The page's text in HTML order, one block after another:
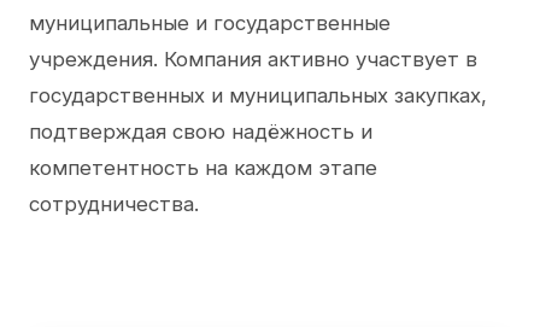
муниципальные и государственные
учреждения. Компания активно участвует в
государственных и муниципальных закупках,
подтверждая свою надёжность и
компетентность на каждом этапе
сотрудничества.